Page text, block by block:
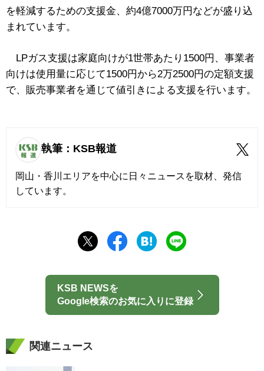
を軽減するための支援金、約4億7000万円などが盛り込
まれています。
LPガス支援は家庭向けが1世帯あたり1500円、事業者
向けは使用量に応じて1500円から2万2500円の定額支援
で、販売事業者を通じて値引きによる支援を行います。
執筆：KSB報道
岡山・香川エリアを中心に日々ニュースを取材、発信
しています。
KSB NEWSを
Google検索のお気に入りに登録
関連ニュース